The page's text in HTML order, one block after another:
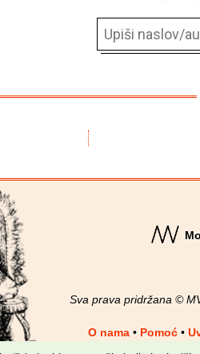
Sva prava pridržana ©
O nama • Pomoć •